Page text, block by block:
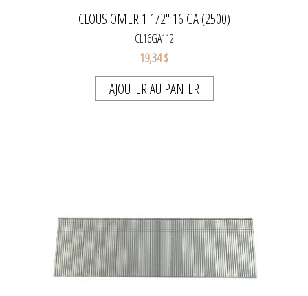
CLOUS OMER 1 1/2" 16 GA (2500)
CL16GA112
19,34 $
AJOUTER AU PANIER